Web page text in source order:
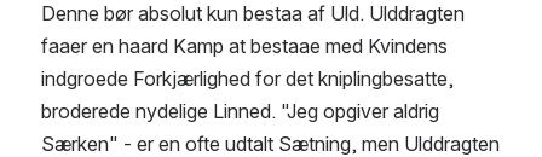
Denne bør absolut kun bestaa af Uld. Ulddragten
faaer en haard Kamp at bestaae med Kvindens
indgroede Forkjærlighed for det kniplingbesatte,
broderede nydelige Linned. "Jeg opgiver aldrig
Særken" - er en ofte udtalt Sætning, men Ulddragten